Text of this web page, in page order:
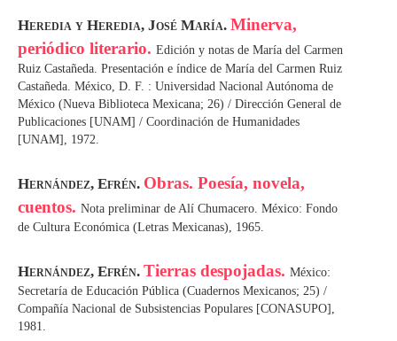
Heredia y Heredia, José María. Minerva,
periódico literario. Edición y notas de María del Carmen
Ruiz Castañeda. Presentación e índice de María del Carmen Ruiz
Castañeda. México, D. F. : Universidad Nacional Autónoma de
México (Nueva Biblioteca Mexicana; 26) / Dirección General de
Publicaciones [UNAM] / Coordinación de Humanidades
[UNAM], 1972.
Hernández, Efrén. Obras. Poesía, novela,
cuentos. Nota preliminar de Alí Chumacero. México: Fondo
de Cultura Económica (Letras Mexicanas), 1965.
Hernández, Efrén. Tierras despojadas. México:
Secretaría de Educación Pública (Cuadernos Mexicanos; 25) /
Compañía Nacional de Subsistencias Populares [CONASUPO],
1981.